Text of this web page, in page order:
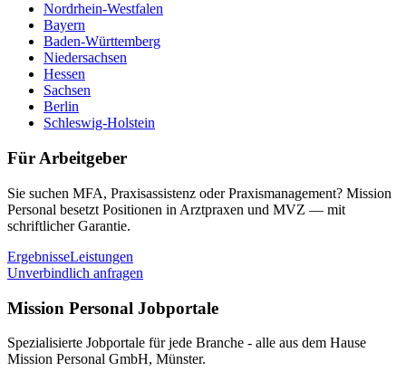
Nordrhein-Westfalen
Bayern
Baden-Württemberg
Niedersachsen
Hessen
Sachsen
Berlin
Schleswig-Holstein
Für Arbeitgeber
Sie suchen MFA, Praxisassistenz oder Praxismanagement? Mission
Personal besetzt Positionen in Arztpraxen und MVZ — mit
schriftlicher Garantie.
ErgebnisseLeistungen
Unverbindlich anfragen
Mission Personal Jobportale
Spezialisierte Jobportale für jede Branche - alle aus dem Hause
Mission Personal GmbH, Münster.